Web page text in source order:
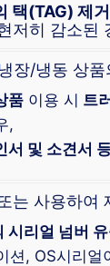
택(TAG) 제
저히 감소된
장/냉동 상
품 이용 시 트
,
서 및 소견서
는 사용하여
시리얼 넘버
션, OS시리얼